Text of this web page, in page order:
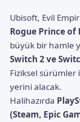
Ubisoft, Evil
Rogue Prince of
büyük bir hamle
Switch 2 ve
Fiziksel sürümler
yerini alacak.
Halihazırda
(Steam, Epic